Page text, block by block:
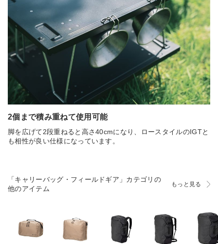
2個まで積み重ねて使用可能
脚を広げて2段重ねると高さ40cmになり、ロースタイルのIGTと
も相性が良い仕様になっています。
「キャリーバッグ・フィールドギア」カテゴリの
他のアイテム
もっと見る